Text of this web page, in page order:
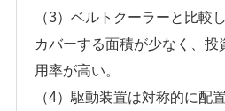
（3）ベルトクーラーと比較
カバーする面積が少なく、投
用率が高い。
（4）駆動装置は対称的に配